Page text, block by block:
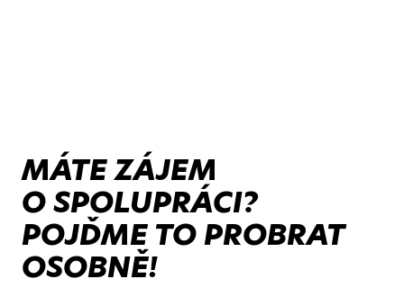
MÁTE ZÁJEM
O SPOLUPRÁCI?
POJĎME TO PROBRAT
OSOBNĚ!